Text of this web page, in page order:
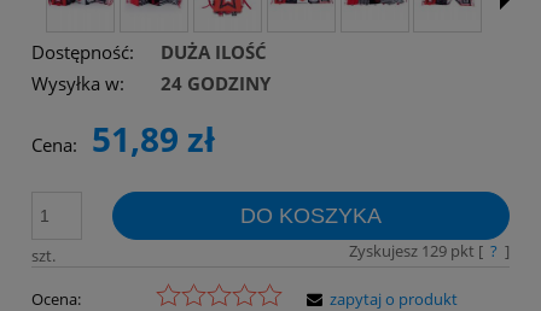
Dostępność:
DUŻA ILOŚĆ
Wysyłka w:
24 GODZINY
Cena: 51,89 zł
szt.
DO KOSZYKA
Zyskujesz 129pkt [ ? ]
Ocena:
zapytaj o produkt